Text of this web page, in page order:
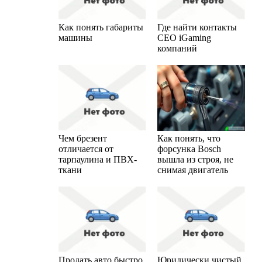
Как понять габариты
машины
Где найти контакты
CEO iGaming
компаний
Чем брезент
отличается от
тарпаулина и ПВХ-
ткани
Как понять, что
форсунка Bosch
вышла из строя, не
снимая двигатель
Продать авто быстро Юридически чистый